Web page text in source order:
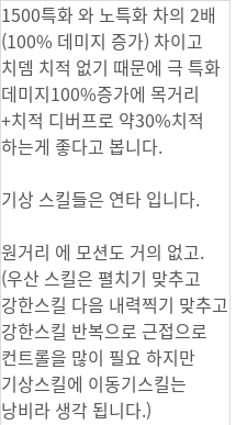
1500특화 와 노특화 차의 2배
(100% 데미지 증가) 차이고
치뎀 치적 없기 때문에 극 특화
데미지100%증가에 목거리
+치적 디버프로 약30%치적
하는게 좋다고 봅니다.
기상 스킬들은 연타 입니다.
원거리 에 모션도 거의 없고.
(우산 스킬은 펼치기 맞추고
강한스킬 다음 내력찍기 맞추고
강한스킬 반복으로 근접으로
컨트롤을 많이 필요 하지만
기상스킬에 이동기스킬는
낭비라 생각 됩니다.)